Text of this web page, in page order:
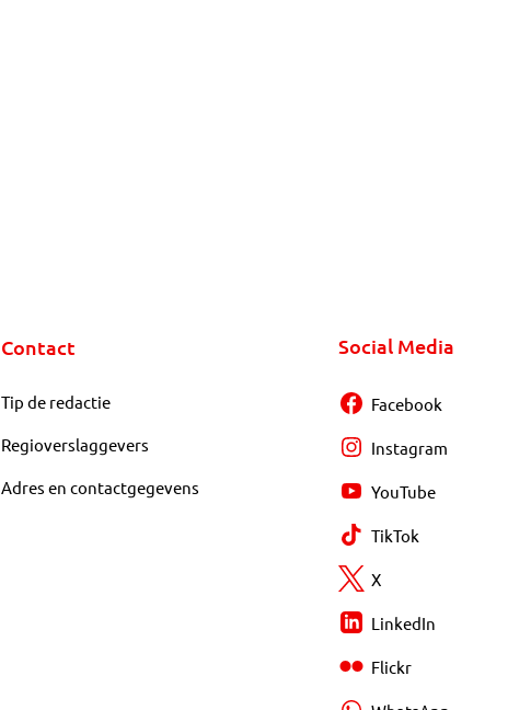
Contact
Tip de redactie
Regioverslaggevers
Adres en contactgegevens
Social Media
Facebook
Instagram
YouTube
TikTok
X
LinkedIn
Flickr